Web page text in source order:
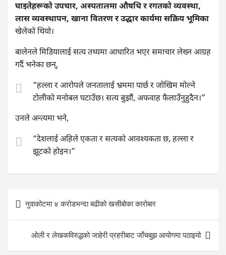
घाइतेहरूको उपचार, अस्पतालमा औषधि र रगतको व्यवस्था,
लास व्यवस्थापन, खाना वितरण र उद्धार कार्यमा सक्रिय भूमिका
खेलेको थियो।
बालेनले मिडियालाई सत्य तथ्यमा आधारित भएर समाचार लेख्न आग्रह
गर्दै भनेका छन्,
“हल्ला र आरोपले जनतालाई भ्रममा पार्छ र जोखिम मोल्ने
टोलीको मनोबल घटाउँछ। सत्य बुझौं, अफवाह फैलाउँनुहुदैन।”
उनले अन्त्यमा भने,
“देशलाई अहिले एकता र सत्यको आवश्यकता छ, हल्ला र
झूटको होइन।”
navigation
नुवाकोटमा ४ करोडभन्दा बढीको खसीबोका कारोबार
ओली र लेखकविरुद्धको जाहेरी प्रहरीबाट जाँचबुझ आयोगमा पठाइयो